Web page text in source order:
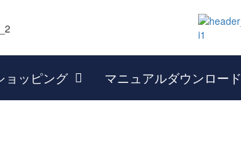
ョッピング マニュアルダウンロード